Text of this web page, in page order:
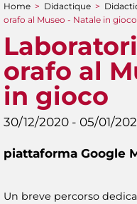
You are here
Home > Didactique >
orafo al Museo - Natale in gioco
orafo al
in gioco
30/12/2020 - 05/01/
piattaforma Google
Un breve percorso